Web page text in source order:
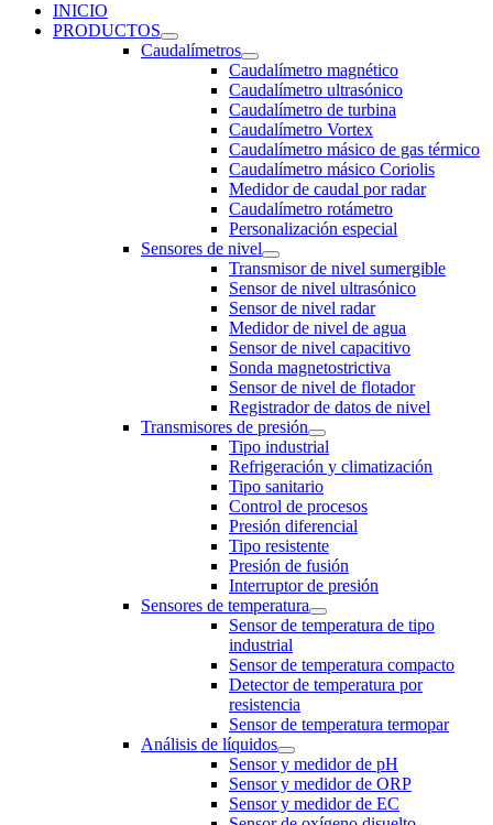
INICIO
PRODUCTOS
Caudalímetros
Caudalímetro magnético
Caudalímetro ultrasónico
Caudalímetro de turbina
Caudalímetro Vortex
Caudalímetro másico de gas térmico
Caudalímetro másico Coriolis
Medidor de caudal por radar
Caudalímetro rotámetro
Personalización especial
Sensores de nivel
Transmisor de nivel sumergible
Sensor de nivel ultrasónico
Sensor de nivel radar
Medidor de nivel de agua
Sensor de nivel capacitivo
Sonda magnetostrictiva
Sensor de nivel de flotador
Registrador de datos de nivel
Transmisores de presión
Tipo industrial
Refrigeración y climatización
Tipo sanitario
Control de procesos
Presión diferencial
Tipo resistente
Presión de fusión
Interruptor de presión
Sensores de temperatura
Sensor de temperatura de tipo
industrial
Sensor de temperatura compacto
Detector de temperatura por
resistencia
Sensor de temperatura termopar
Análisis de líquidos
Sensor y medidor de pH
Sensor y medidor de ORP
Sensor y medidor de EC